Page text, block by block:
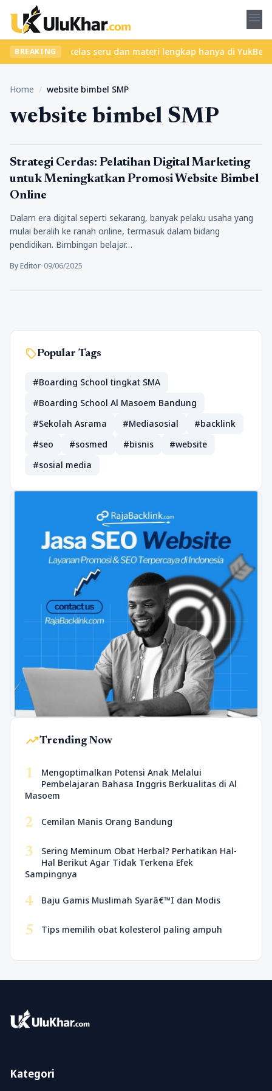
menu
BREAKING
Temukan kelas seru dan materi lengkap hanya di
Home / website bimbel SMP
website bimbel SMP
Pendidikan
Strategi Cerdas: Pelatihan Digital Marketing
untuk Meningkatkan Promosi Website Bimbel
Online
Dalam era digital seperti sekarang, banyak pelaku usaha yang
mulai beralih ke ranah online, termasuk dalam bidang
pendidikan. Bimbingan belajar…
By Editor•09/06/2025
sellPopular Tags
#Boarding School tingkat SMA
#Boarding School Al Masoem Bandung
#Sekolah Asrama
#Mediasosial
#backlink
#seo
#sosmed #bisnis
#website
#sosial media
trending_upTrending Now
1
Mengoptimalkan Potensi Anak Melalui
Pembelajaran Bahasa Inggris Berkualitas di Al
Masoem
2 Cemilan Manis Orang Bandung
3
Sering Meminum Obat Herbal? Perhatikan Hal-
Hal Berikut Agar Tidak Terkena Efek
Sampingnya
4 Baju Gamis Muslimah Syarâ€™I dan Modis
5 Tips memilih obat kolesterol paling ampuh
Kategori